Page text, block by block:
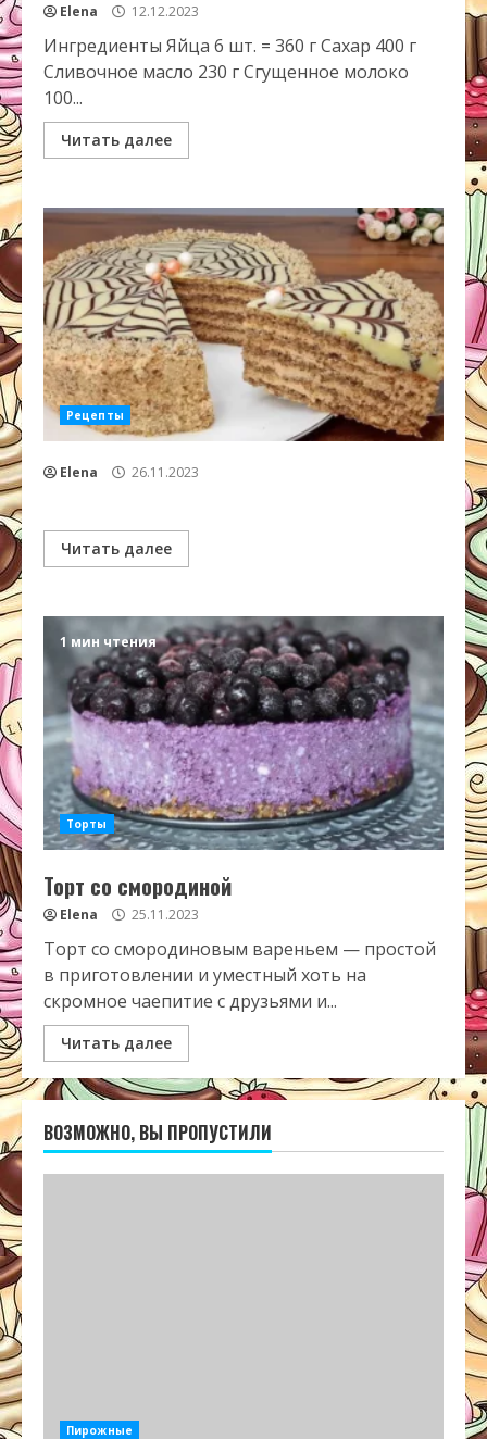
Elena 12.12.2023
Ингредиенты Яйца 6 шт. = 360 г Сахар 400 г
Сливочное масло 230 г Сгущенное молоко
100...
Читать далее
Рецепты
Elena 26.11.2023
Читать далее
1 мин чтения
Торты
Торт со смородиной
Elena 25.11.2023
Торт со смородиновым вареньем — простой
в приготовлении и уместный хоть на
скромное чаепитие с друзьями и...
Читать далее
ВОЗМОЖНО, ВЫ ПРОПУСТИЛИ
Пирожные